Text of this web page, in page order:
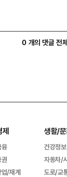
0 개의 댓글 전
제
/재계
생활/
건강정보
자동차/
도로/교